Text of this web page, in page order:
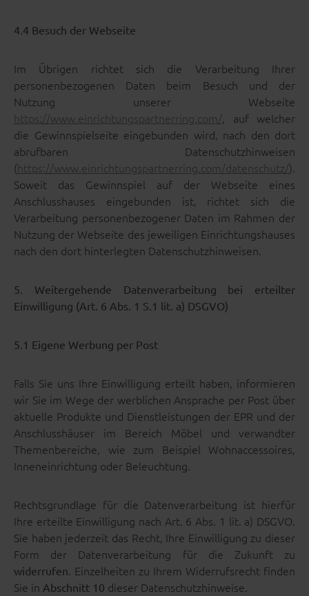
4.4 Besuch der Webseite
Im Übrigen richtet sich die Verarbeitung Ihrer
personenbezogenen Daten beim Besuch und der
Nutzung unserer Webseite
https://www.einrichtungspartnerring.com/, auf welcher
die Gewinnspielseite eingebunden wird, nach den dort
abrufbaren Datenschutzhinweisen
(https://www.einrichtungspartnerring.com/datenschutz/).
Soweit das Gewinnspiel auf der Webseite eines
Anschlusshauses eingebunden ist, richtet sich die
Verarbeitung personenbezogener Daten im Rahmen der
Nutzung der Webseite des jeweiligen Einrichtungshauses
nach den dort hinterlegten Datenschutzhinweisen.
5. Weitergehende Datenverarbeitung bei erteilter
Einwilligung (Art. 6 Abs. 1 S.1 lit. a) DSGVO)
5.1 Eigene Werbung per Post
Falls Sie uns Ihre Einwilligung erteilt haben, informieren
wir Sie im Wege der werblichen Ansprache per Post über
aktuelle Produkte und Dienstleistungen der EPR und der
Anschlusshäuser im Bereich Möbel und verwandter
Themenbereiche, wie zum Beispiel Wohnaccessoires,
Inneneinrichtung oder Beleuchtung.
Rechtsgrundlage für die Datenverarbeitung ist hierfür
Ihre erteilte Einwilligung nach Art. 6 Abs. 1 lit. a) DSGVO.
Sie haben jederzeit das Recht, Ihre Einwilligung zu dieser
Form der Datenverarbeitung für die Zukunft zu
widerrufen. Einzelheiten zu Ihrem Widerrufsrecht finden
Sie in Abschnitt 10 dieser Datenschutzhinweise.